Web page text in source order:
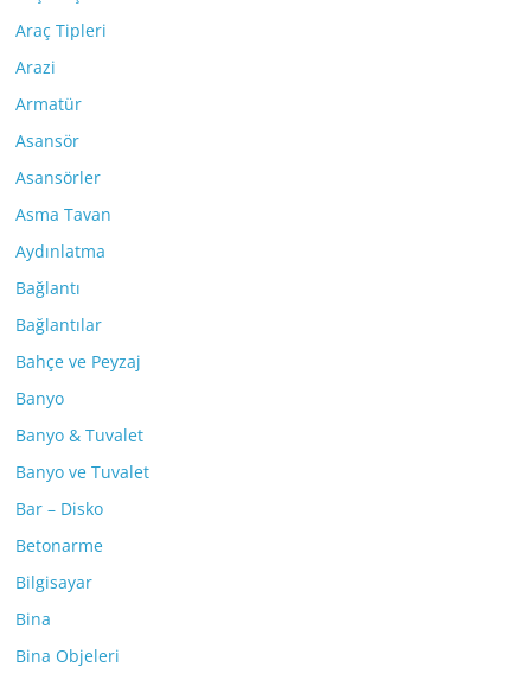
Araç Tipleri
Arazi
Armatür
Asansör
Asansörler
Asma Tavan
Aydınlatma
Bağlantı
Bağlantılar
Bahçe ve Peyzaj
Banyo
Banyo & Tuvalet
Banyo ve Tuvalet
Bar – Disko
Betonarme
Bilgisayar
Bina
Bina Objeleri